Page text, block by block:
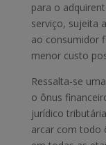
para o
serviço, sujeita
ao consumidor
menor custo
Ressalta-se
o ônus
jurídico
arcar com todo